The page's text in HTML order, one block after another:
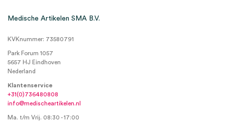
Medische Artikelen SMA B.V.
KVKnummer: 73580791
Park Forum 1057
5657 HJ Eindhoven
Nederland
Klantenservice
+31(0)736480808
info@medischeartikelen.nl
Ma. t/m Vrij. 08:30 - 17:00